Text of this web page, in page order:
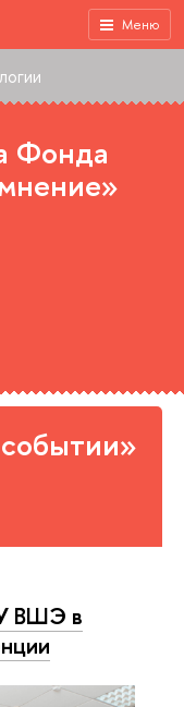
Меню
Фонда
ВШЭ в